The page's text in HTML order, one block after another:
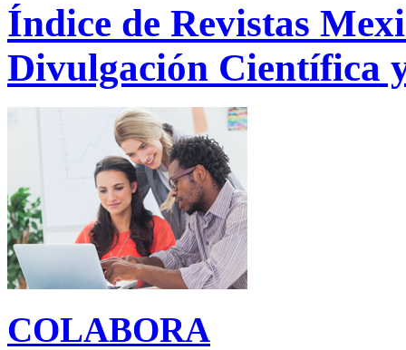
Índice de Revistas
Divulgación Científica
COLABORA